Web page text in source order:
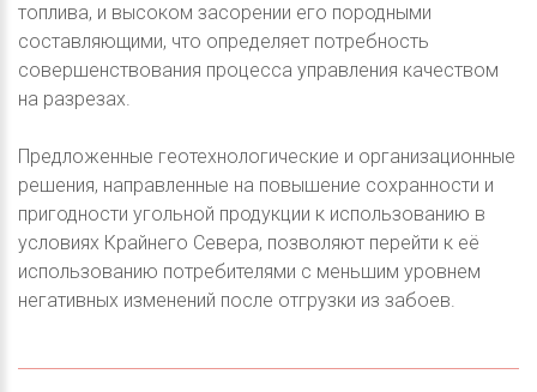
топлива, и высоком засорении его породными
составляющими, что определяет потребность
совершенствования процесса управления качеством
на разрезах.
Предложенные геотехнологические и организационные
решения, направленные на повышение сохранности и
пригодности угольной продукции к использованию в
условиях Крайнего Севера, позволяют перейти к её
использованию потребителями с меньшим уровнем
негативных изменений после отгрузки из забоев.